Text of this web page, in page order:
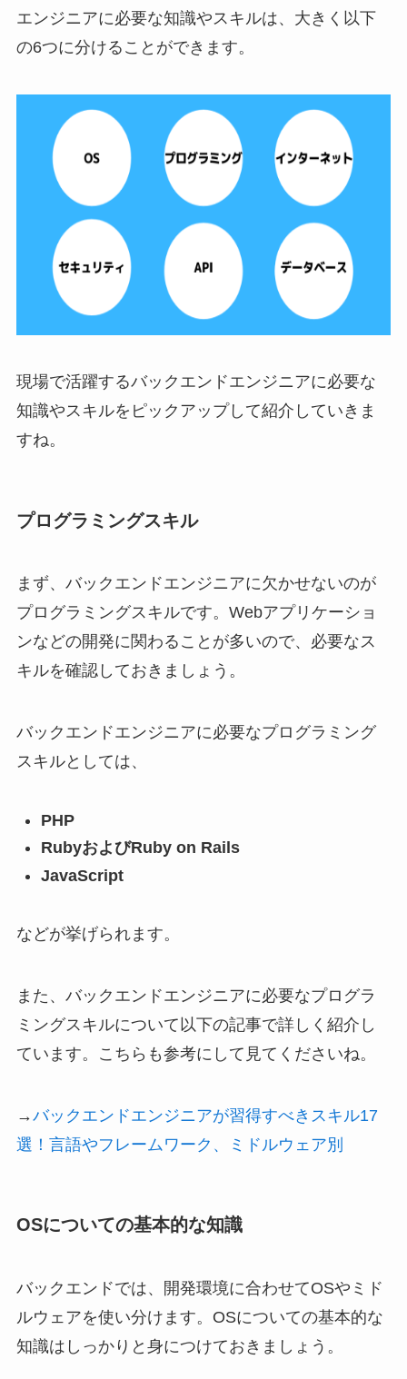
エンジニアに必要な知識やスキルは、大きく以下
の6つに分けることができます。
現場で活躍するバックエンドエンジニアに必要な
知識やスキルをピックアップして紹介していきま
すね。
プログラミングスキル
まず、バックエンドエンジニアに欠かせないのが
プログラミングスキルです。Webアプリケーショ
ンなどの開発に関わることが多いので、必要なス
キルを確認しておきましょう。
バックエンドエンジニアに必要なプログラミング
スキルとしては、
PHP
RubyおよびRuby on Rails
JavaScript
などが挙げられます。
また、バックエンドエンジニアに必要なプログラ
ミングスキルについて以下の記事で詳しく紹介し
ています。こちらも参考にして見てくださいね。
→バックエンドエンジニアが習得すべきスキル17
選！言語やフレームワーク、ミドルウェア別
OSについての基本的な知識
バックエンドでは、開発環境に合わせてOSやミド
ルウェアを使い分けます。OSについての基本的な
知識はしっかりと身につけておきましょう。